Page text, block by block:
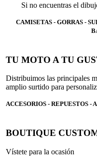
Si no encuentras el
CAMISETAS - GORRAS -
TU MOTO A TU
Distribuimos las principales
amplio surtido para
ACCESORIOS - REPUESTOS -
BOUTIQUE
Vístete para la ocasión